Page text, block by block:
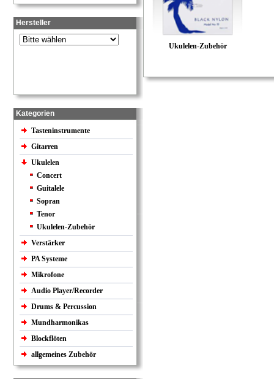
Hersteller
Kategorien
Tasteninstrumente
Gitarren
Ukulelen
Concert
Guitalele
Sopran
Tenor
Ukulelen-Zubehör
Verstärker
PA Systeme
Mikrofone
Audio Player/Recorder
Drums & Percussion
Mundharmonikas
Blockflöten
allgemeines Zubehör
Ukulelen-Zubehör